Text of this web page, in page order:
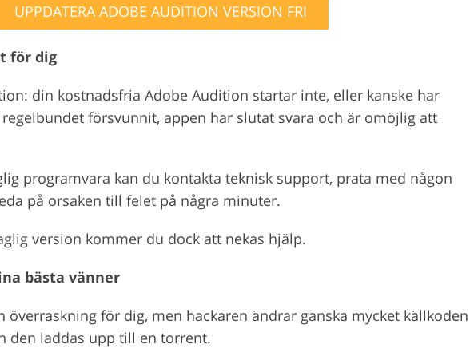
UPPDATERA ADOBE AUDITION VERSION FRI
för dig
din kostnadsfria Adobe Audition startar inte, eller kanske har
försvunnit, appen har slutat svara och är omöjlig att
programvara kan du kontakta teknisk support, prata med någon
på orsaken till felet på några minuter.
version kommer du dock att nekas hjälp.
bästa vänner
överraskning för dig, men hackaren ändrar ganska mycket källkoden
den laddas upp till en torrent.